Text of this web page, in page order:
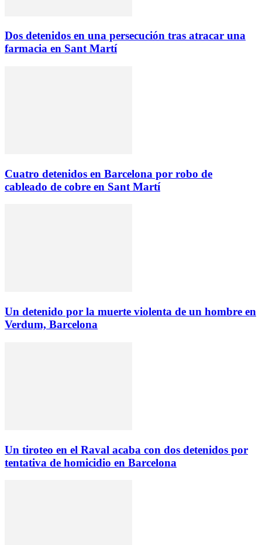
Dos detenidos en una persecución tras atracar una
farmacia en Sant Martí
Cuatro detenidos en Barcelona por robo de
cableado de cobre en Sant Martí
Un detenido por la muerte violenta de un hombre en
Verdum, Barcelona
Un tiroteo en el Raval acaba con dos detenidos por
tentativa de homicidio en Barcelona